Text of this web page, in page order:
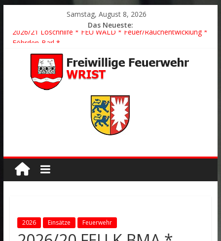
Samstag, August 8, 2026
Das Neueste:
2026/21 Löschhilfe * FEU WALD * Feuer/Rauchentwicklung *
2026/24 * TH G Y * PKW überschlagen *
2026/23 TH K Y * Person in festsitzendem Aufzug *
2026/22 TH Y * VU * 1 Person klemmt * Hingstheide
Der schönste Einsatz des Jahres 2026
2026 Einsätze Feuerwehr